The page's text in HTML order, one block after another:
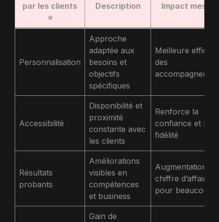
par les clients
⭐
Description Impact mesuré
Personnalisation
Approche
adaptée aux
besoins et
objectifs
spécifiques
Meilleure
des
Accessibilité
Disponibilité et
proximité
constante avec
les clients
Renforce la
confiance et la
fidélité
Résultats
probants
Améliorations
visibles en
compétences
et business
Augmentation du
chiffre d’affaires
pour beaucoup
Gain de